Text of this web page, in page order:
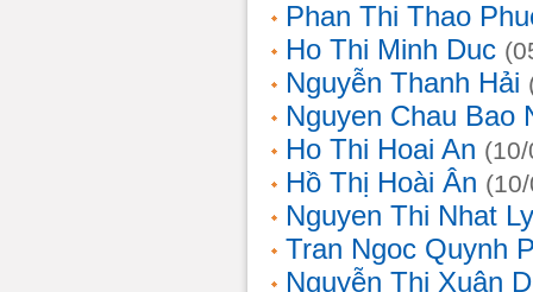
Phan Thi Thao
Ho Thi Minh Duc
Nguyễn Thanh Hải
Nguyen Chau Bao
Ho Thi Hoai An
Hồ Thị Hoài Ân
Nguyen Thi Nhat Ly
Tran Ngoc Quynh
Nguyễn Thị Xuân